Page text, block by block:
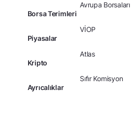
Borsa Terimleri
Piyasalar
Kripto
Ayrıcalıklar
Avrupa Borsaları
VİOP
Atlas
Sıfır Komisyon